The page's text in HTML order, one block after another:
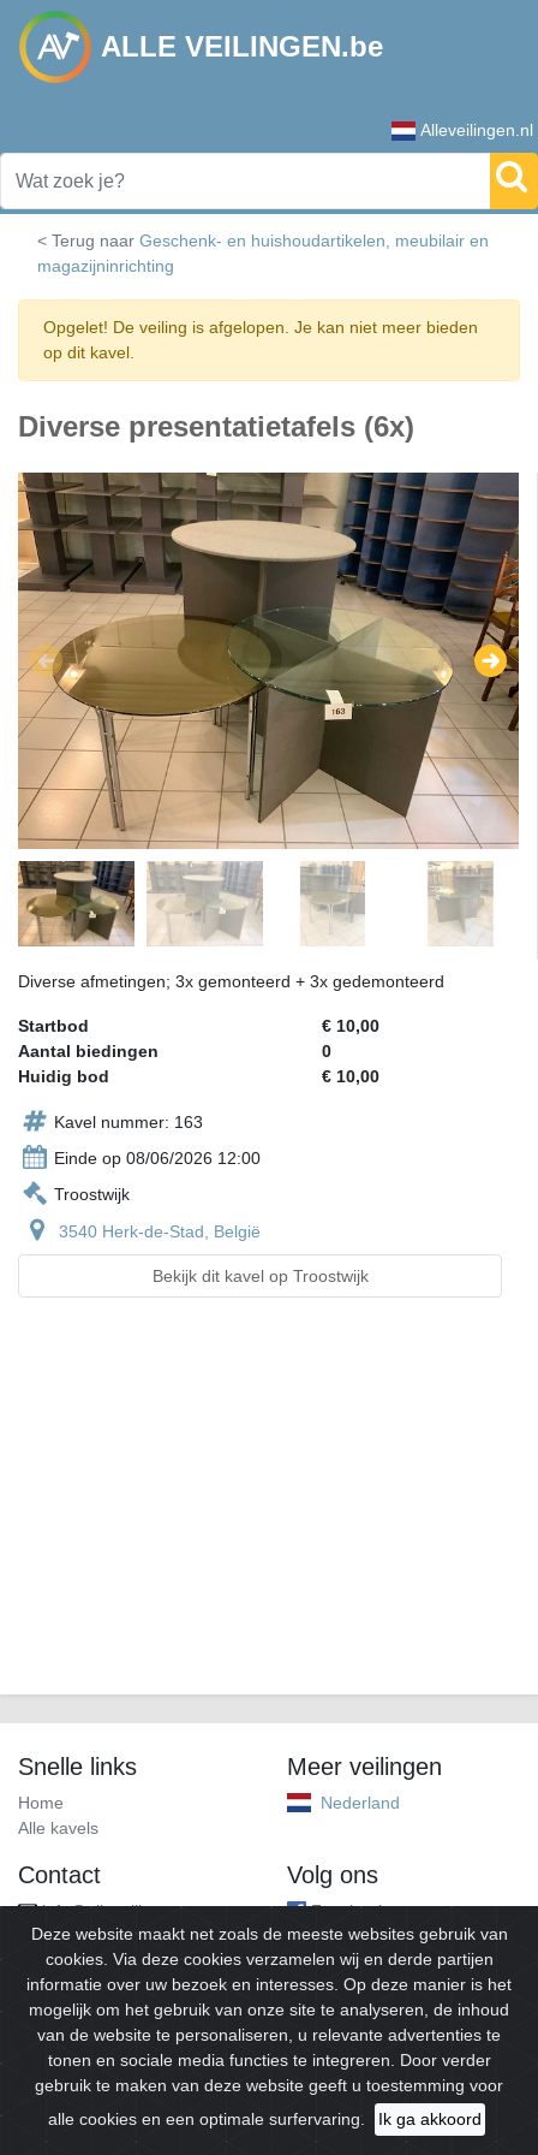
ALLE VEILINGEN.be
Alleveilingen.nl
< Terug naar Geschenk- en huishoudartikelen, meubilair en
magazijninrichting
Opgelet! De veiling is afgelopen. Je kan niet meer bieden
op dit kavel.
Diverse presentatietafels (6x)
Diverse afmetingen; 3x gemonteerd + 3x gedemonteerd
Startbod
€ 10,00
Aantal biedingen
0
Huidig bod
€ 10,00
Kavel nummer: 163
Einde op 08/06/2026 12:00
Troostwijk
3540 Herk-de-Stad, België
Bekijk dit kavel op Troostwijk
Snelle links
Home
Alle kavels
Meer veilingen
Nederland
Contact
info@alleveilingen.net
Volg ons
Facebook
© 2026Alleveilingen.Alle rechten voorbehouden.
Deze website maakt net zoals de meeste websites gebruik van
cookies. Via deze cookies verzamelen wij en derde partijen
informatie over uw bezoek en interesses. Op deze manier is het
mogelijk om het gebruik van onze site te analyseren, de inhoud
van de website te personaliseren, u relevante advertenties te
tonen en sociale media functies te integreren. Door verder
gebruik te maken van deze website geeft u toestemming voor
alle cookies en een optimale surfervaring.
Ik ga akkoord